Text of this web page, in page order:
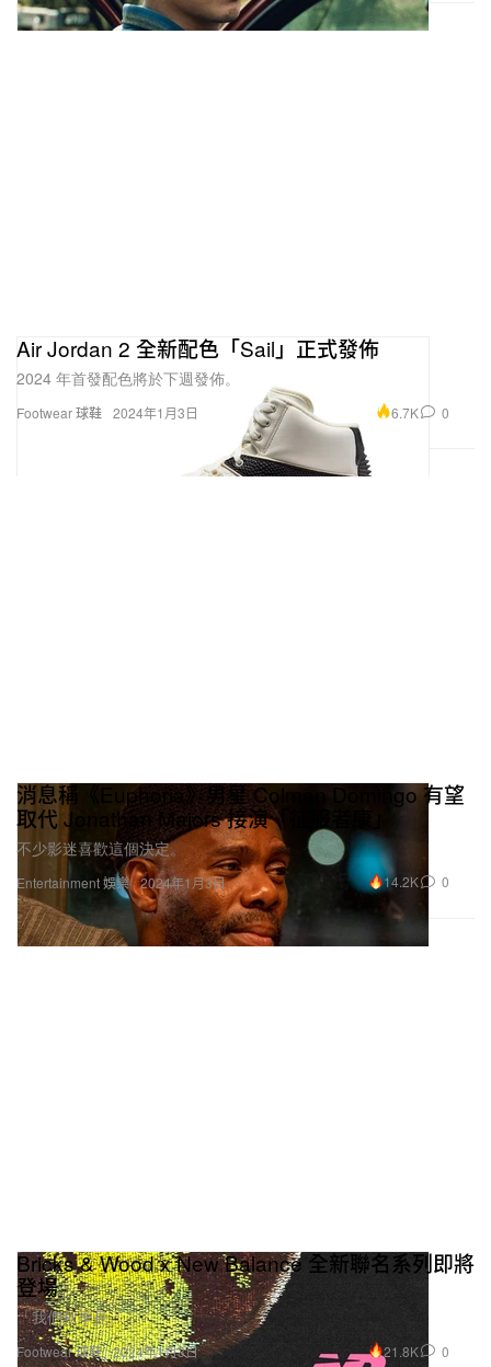
Footwear 球鞋
Air Jordan 2 全新配色「Sail」正式發佈
2024 年首發配色將於下週發佈。
2024年1月3日 6.7K 0
Entertainment 娛樂
消息稱《Euphoria》男星 Colman Domingo 有望
取代 Jonathan Majors 接演「征服者康」
不少影迷喜歡這個決定。
2024年1月3日 14.2K 0
Footwear 球鞋
Bricks & Wood x New Balance 全新聯名系列即將
登場
「我們秋季見。」
2024年1月3日 21.8K 0